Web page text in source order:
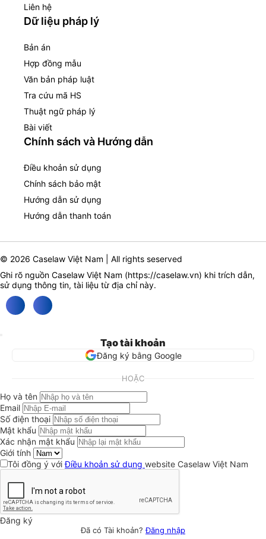
Liên hệ
Dữ liệu pháp lý
Bản án
Hợp đồng mẫu
Văn bản pháp luật
Tra cứu mã HS
Thuật ngữ pháp lý
Bài viết
Chính sách và Hướng dẫn
Điều khoản sử dụng
Chính sách bảo mật
Hướng dẫn sử dụng
Hướng dẫn thanh toán
© 2026 Caselaw Việt Nam | All rights seserved
Ghi rõ nguồn Caselaw Việt Nam (https://caselaw.vn) khi trích dẫn,
sử dụng thông tin, tài liệu từ địa chỉ này.
Tạo tài khoản
Đăng ký bằng Google
HOẶC
Họ và tên
Email
Số điện thoại
Mật khẩu
Xác nhận mật khẩu
Giới tính
Tôi đồng ý vớiĐiều khoản sử dụng website Caselaw Việt Nam
Đăng ký
Đã có Tài khoản?Đăng nhập